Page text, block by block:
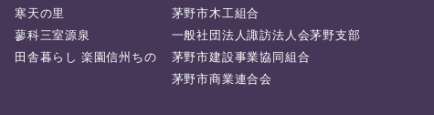
寒天の里
蓼科三室源泉
田舎暮らし 楽園信州ちの
茅野市木工組合
一般社団法人諏訪法人会茅野支部
茅野市建設事業協同組合
茅野市商業連合会